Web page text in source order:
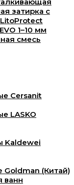
затирка с
1–10 мм
смесь
Cersanit
LASKO
Kaldewei
Goldman (Китай)
ванн